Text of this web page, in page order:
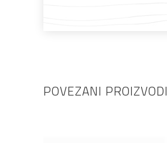
POVEZANI PROIZVODI